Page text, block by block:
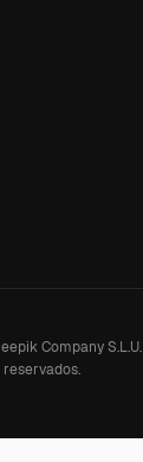
Company S.L.U.
reservados.